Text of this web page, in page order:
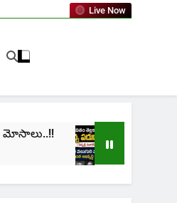
Live Now
cinima: “నా జీవితం
1 Month Ago